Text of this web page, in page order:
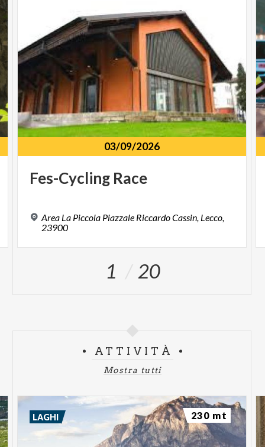
03/09/2026
Fes-Cycling Race
Area La Piccola Piazzale Riccardo Cassin, Lecco,
23900
1 20
ATTIVITÀ
Mostra tutti
LAGHI 230 mt